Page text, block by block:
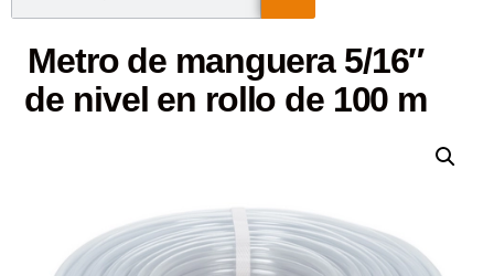
Metro de manguera 5/16″
de nivel en rollo de 100 m